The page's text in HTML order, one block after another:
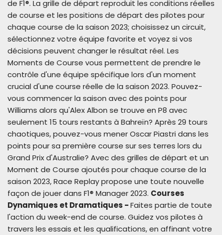
de F1®. La grille de départ reproduit les conditions réelles
de course et les positions de départ des pilotes pour
chaque course de la saison 2023; choisissez un circuit,
sélectionnez votre équipe favorite et voyez si vos
décisions peuvent changer le résultat réel. Les
Moments de Course vous permettent de prendre le
contrôle d'une équipe spécifique lors d'un moment
crucial d'une course réelle de la saison 2023. Pouvez-
vous commencer la saison avec des points pour
Williams alors qu'Alex Albon se trouve en P8 avec
seulement 15 tours restants à Bahreïn? Après 29 tours
chaotiques, pouvez-vous mener Oscar Piastri dans les
points pour sa première course sur ses terres lors du
Grand Prix d'Australie? Avec des grilles de départ et un
Moment de Course ajoutés pour chaque course de la
saison 2023, Race Replay propose une toute nouvelle
façon de jouer dans F1® Manager 2023. Courses
Dynamiques et Dramatiques -Faites partie de toute
l'action du week-end de course. Guidez vos pilotes à
travers les essais et les qualifications, en affinant votre